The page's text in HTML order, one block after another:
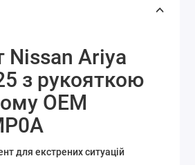
Ariya
з рукояткою
OEM
для екстрених ситуацій